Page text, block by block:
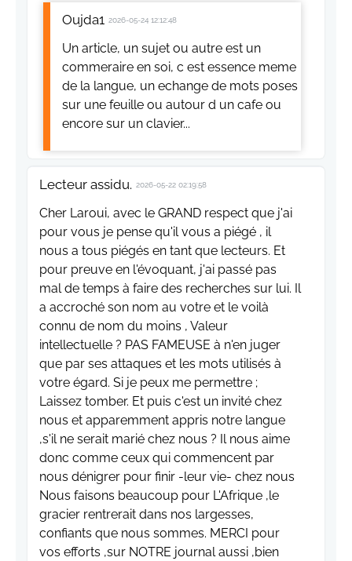
Oujda1 2026-05-24 12:12:48
Un article, un sujet ou autre est un
commeraire en soi, c est essence meme
de la langue, un echange de mots poses
sur une feuille ou autour d un cafe ou
encore sur un clavier...
Lecteur assidu. 2026-05-22 02:19:58
Cher Laroui, avec le GRAND respect que j'ai
pour vous je pense qu'il vous a piégé , il
nous a tous piégés en tant que lecteurs. Et
pour preuve en l'évoquant, j'ai passé pas
mal de temps à faire des recherches sur lui. Il
a accroché son nom au votre et le voilà
connu de nom du moins , Valeur
intellectuelle ? PAS FAMEUSE à n'en juger
que par ses attaques et les mots utilisés à
votre égard. Si je peux me permettre ;
Laissez tomber. Et puis c'est un invité chez
nous et apparemment appris notre langue
,s'il ne serait marié chez nous ? Il nous aime
donc comme ceux qui commencent par
nous dénigrer pour finir -leur vie- chez nous
Nous faisons beaucoup pour L'Afrique ,le
gracier rentrerait dans nos largesses,
confiants que nous sommes. MERCI pour
vos efforts ,sur NOTRE journal aussi ,bien